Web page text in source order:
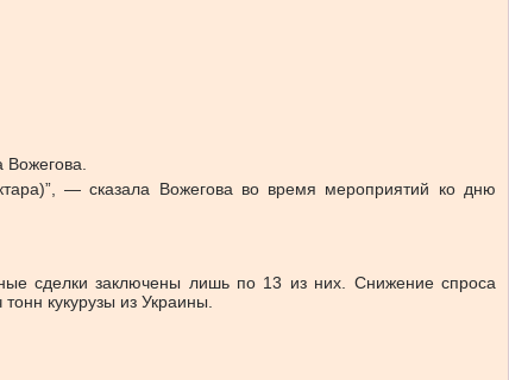
— сказала Вожегова во время мероприятий ко дню
сделки заключены лишь по 13 из них. Снижение спроса
кукурузы из Украины.